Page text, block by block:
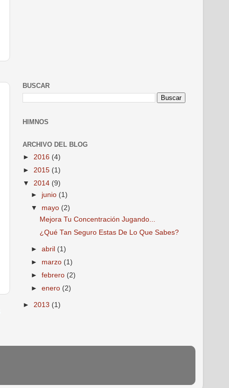
BUSCAR
HIMNOS
ARCHIVO DEL BLOG
► 2016 (4)
► 2015 (1)
▼ 2014 (9)
► junio (1)
▼ mayo (2)
Mejora Tu Concentración Jugando...
¿Qué Tan Seguro Estas De Lo Que Sabes?
►abril (1)
► marzo (1)
►febrero (2)
►enero (2)
► 2013 (1)